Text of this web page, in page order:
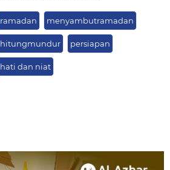
ramadan menyambutramadan
hitungmundur persiapan
hati dan niat